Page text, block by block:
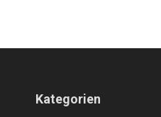
Kategorien